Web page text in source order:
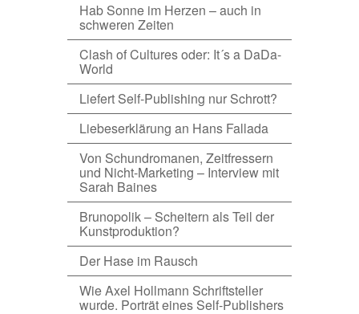
Hab Sonne im Herzen – auch in
schweren Zeiten
Clash of Cultures oder: It´s a DaDa-
World
Liefert Self-Publishing nur Schrott?
Liebeserklärung an Hans Fallada
Von Schundromanen, Zeitfressern
und Nicht-Marketing – Interview mit
Sarah Baines
Brunopolik – Scheitern als Teil der
Kunstproduktion?
Der Hase im Rausch
Wie Axel Hollmann Schriftsteller
wurde. Porträt eines Self-Publishers